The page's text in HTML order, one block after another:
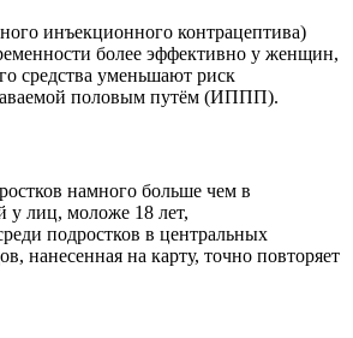
инъекционного контрацептива)
более эффективно у женщин,
средства уменьшают риск
половым путём (ИППП).
намного больше чем в
у лиц, моложе 18 лет,
подростков в центральных
нанесенная на карту, точно повторяет